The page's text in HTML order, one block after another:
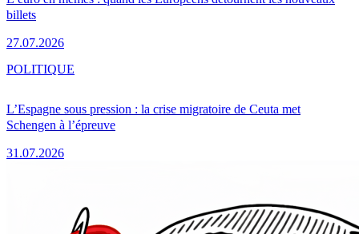
billets
27.07.2026
L’Espagne sous pression : la crise migratoire de Ceuta met
Schengen à l’épreuve
31.07.2026
POLITIQUE